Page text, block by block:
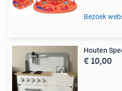
Bezoek
Houten
€ 10,00